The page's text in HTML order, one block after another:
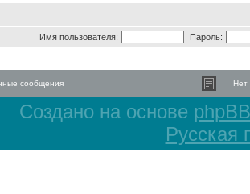
Имя пользователя: Пароль:
сообщения Нет
Создано на основе phpBB
Русская